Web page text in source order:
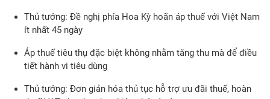
Thủ tướng: Đề nghị phía Hoa Kỳ hoãn áp thuế với Việt Nam
ít nhất 45 ngày
Áp thuế tiêu thụ đặc biệt không nhằm tăng thu mà để điều
tiết hành vi tiêu dùng
Thủ tướng: Đơn giản hóa thủ tục hỗ trợ ưu đãi thuế, hoàn